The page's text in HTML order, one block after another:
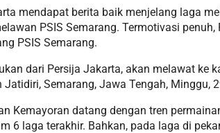
mendapat berita baik menjelang laga
PSIS Semarang. Termotivasi
PSIS Semarang.
dari Persija Jakarta, akan melawat ke
Semarang, Jawa Tengah, Minggu,
Kemayoran datang dengan tren
6 laga terakhir. Bahkan, pada laga di